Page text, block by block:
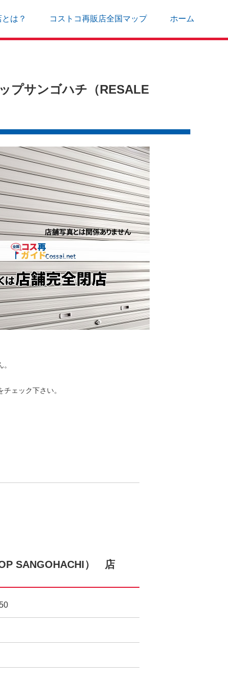
は？ コストコ再販店全国マップ ホーム
プサンゴハチ（RESALE
ェック下さい。
SANGOHACHI） 店